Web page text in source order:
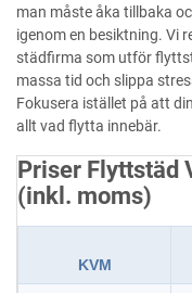
man måste åka tillbaka
igenom en besiktning. Vi
städfirma som utför
massa tid och slippa
Fokusera istället på att
allt vad flytta innebär.
Priser Flyttstäd
(inkl. moms)
KVM